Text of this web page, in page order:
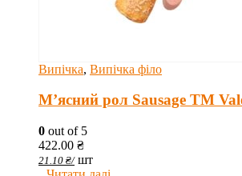
Випічка, Випічка філо
М’ясний рол Sausage TM
0 out of 5
422.00 ₴
21.10 ₴/ шт